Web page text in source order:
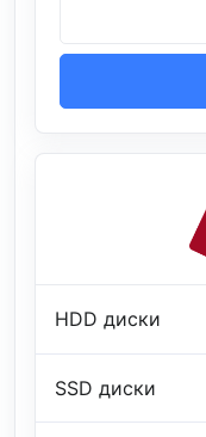
HDD диски
SSD диски